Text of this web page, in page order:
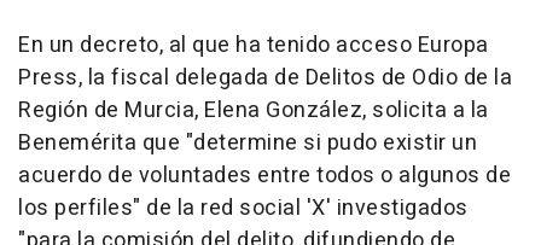
En un decreto, al que ha tenido acceso Europa
Press, la fiscal delegada de Delitos de Odio de la
Región de Murcia, Elena González, solicita a la
Benemérita que "determine si pudo existir un
acuerdo de voluntades entre todos o algunos de
los perfiles" de la red social 'X' investigados